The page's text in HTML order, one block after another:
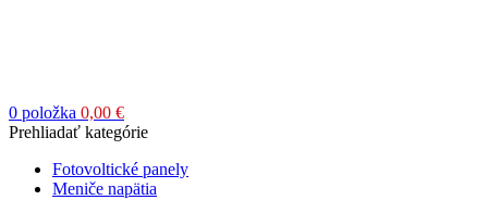
0 položka 0,00 €
Prehliadať kategórie
Fotovoltické panely
Meniče napätia